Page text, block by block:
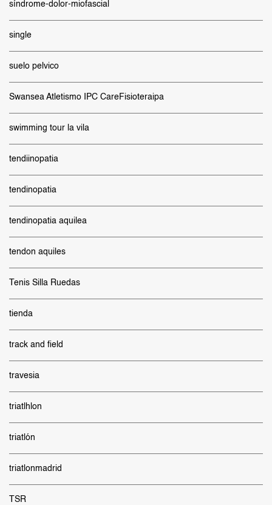
síndrome-dolor-miofascial
single
suelo pelvico
Swansea Atletismo IPC CareFisioteraipa
swimming tour la vila
tendiinopatia
tendinopatia
tendinopatia aquilea
tendon aquiles
Tenis Silla Ruedas
tienda
track and field
travesia
triatlhlon
triatlón
triatlonmadrid
TSR